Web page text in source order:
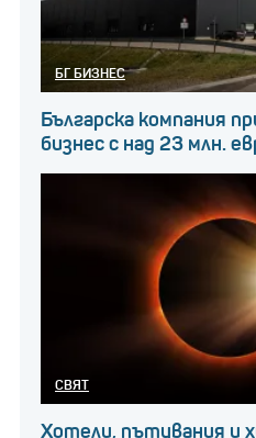
БГ БИЗНЕС
Българска компания
бизнес с над 23 млн.
СВЯТ
Хотели, пътувания и